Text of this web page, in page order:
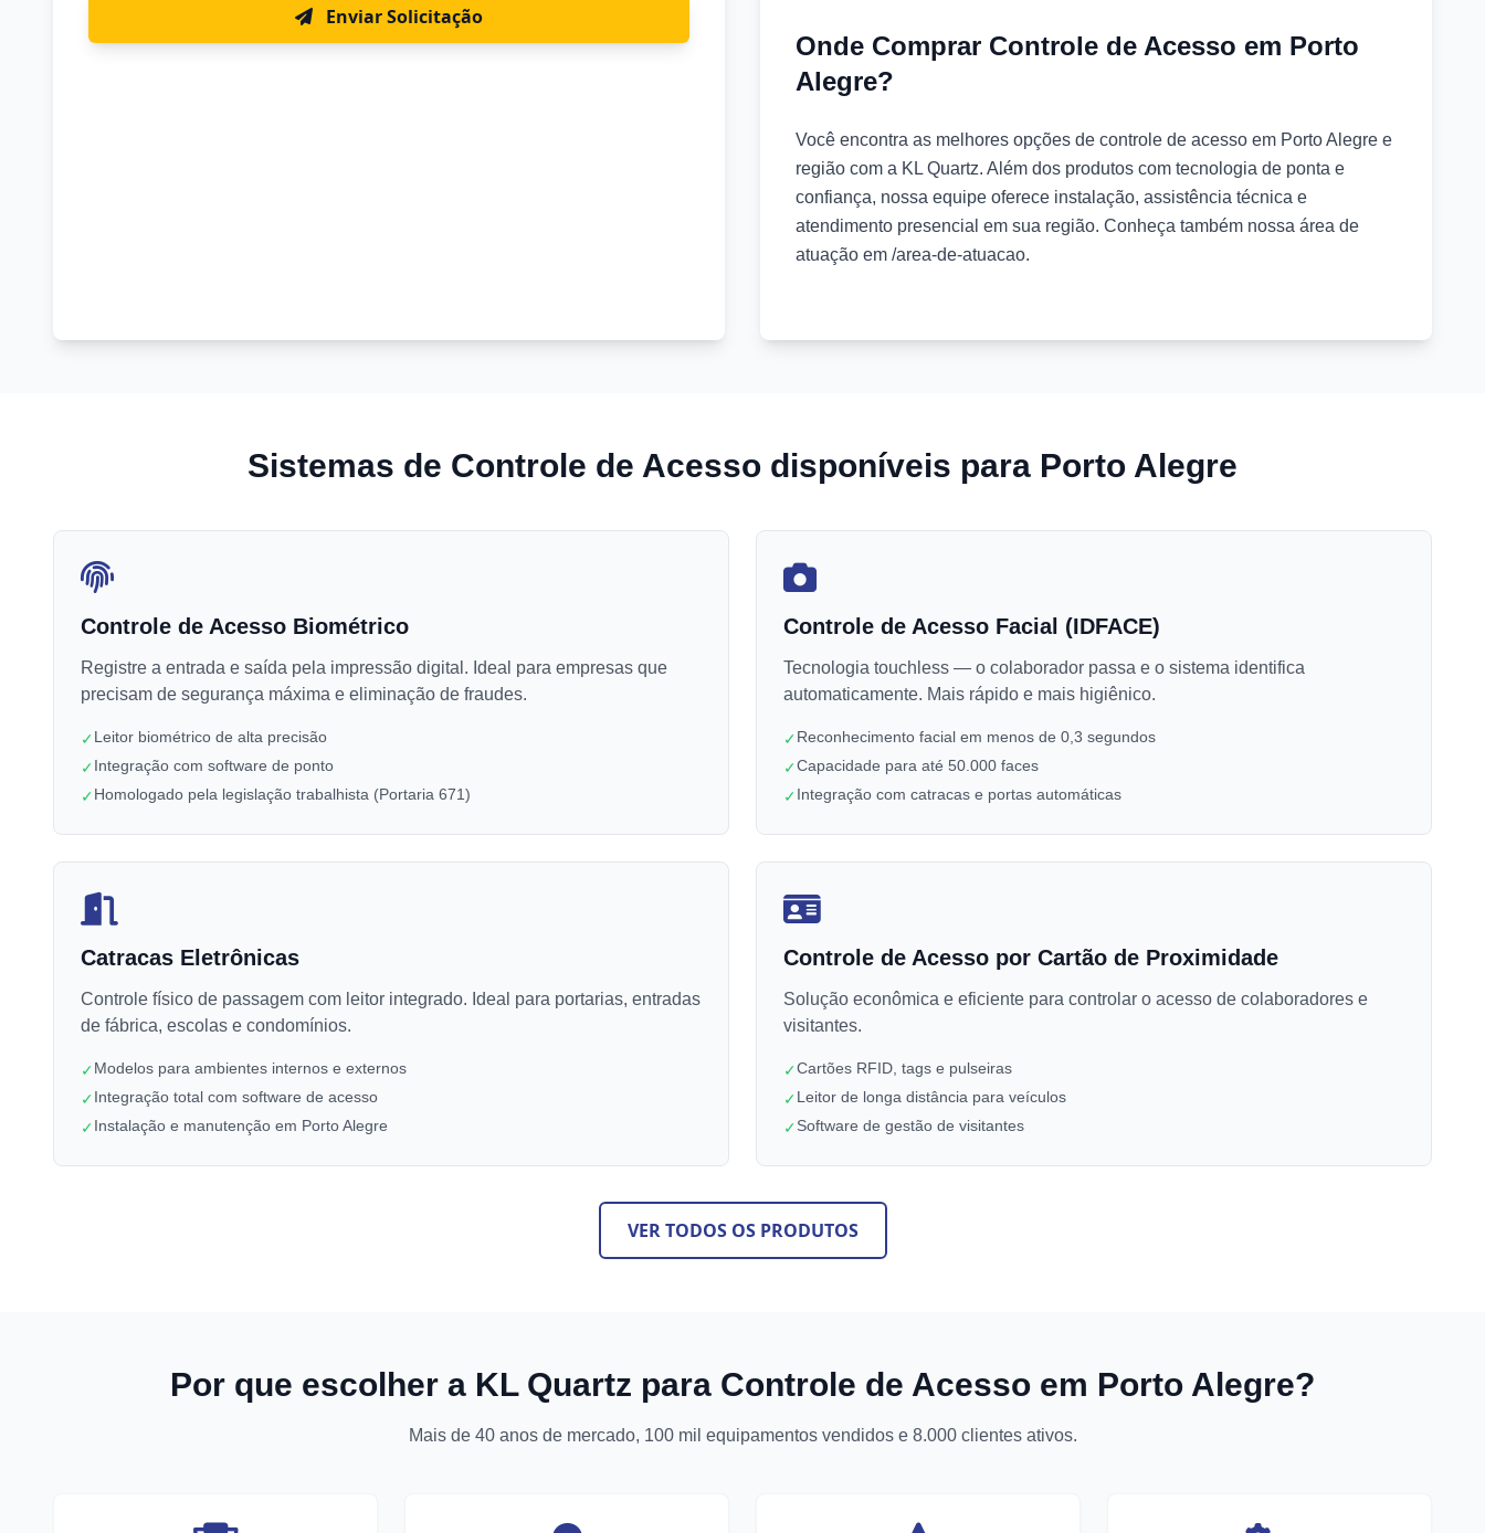
Enviar Solicitação
Onde Comprar Controle de Acesso em Porto
Alegre?
Você encontra as melhores opções de controle de acesso em Porto Alegre e
região com a KL Quartz. Além dos produtos com tecnologia de ponta e
confiança, nossa equipe oferece instalação, assistência técnica e
atendimento presencial em sua região. Conheça também nossa área de
atuação em /area-de-atuacao.
Sistemas de Controle de Acesso disponíveis para Porto Alegre
Controle de Acesso Biométrico
Registre a entrada e saída pela impressão digital. Ideal para empresas que
precisam de segurança máxima e eliminação de fraudes.
✓Leitor biométrico de alta precisão
✓Integração com software de ponto
✓Homologado pela legislação trabalhista (Portaria 671)
Controle de Acesso Facial (IDFACE)
Tecnologia touchless — o colaborador passa e o sistema identifica
automaticamente. Mais rápido e mais higiênico.
✓Reconhecimento facial em menos de 0,3 segundos
✓Capacidade para até 50.000 faces
✓Integração com catracas e portas automáticas
Catracas Eletrônicas
Controle físico de passagem com leitor integrado. Ideal para portarias, entradas
de fábrica, escolas e condomínios.
✓Modelos para ambientes internos e externos
✓Integração total com software de acesso
✓Instalação e manutenção em Porto Alegre
Controle de Acesso por Cartão de Proximidade
Solução econômica e eficiente para controlar o acesso de colaboradores e
visitantes.
✓Cartões RFID, tags e pulseiras
✓Leitor de longa distância para veículos
✓Software de gestão de visitantes
VER TODOS OS PRODUTOS
Por que escolher a KL Quartz para Controle de Acesso em Porto Alegre?
Mais de 40 anos de mercado, 100 mil equipamentos vendidos e 8.000 clientes ativos.